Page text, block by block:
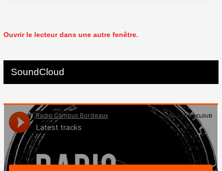
Ouvrir le lecteur dans une autre fenêtre.
SoundCloud